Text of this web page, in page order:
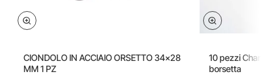
CIONDOLO IN ACCIAIO ORSETTO 34x28
MM 1 PZ
10 pezzi
borsetta